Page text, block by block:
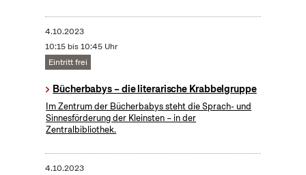
4.10.2023
10:15 bis 10:45 Uhr
Eintritt frei
Bücherbabys – die literarische Krabbelgruppe
Im Zentrum der Bücherbabys steht die Sprach- und
Sinnesförderung der Kleinsten – in der
Zentralbibliothek.
4.10.2023